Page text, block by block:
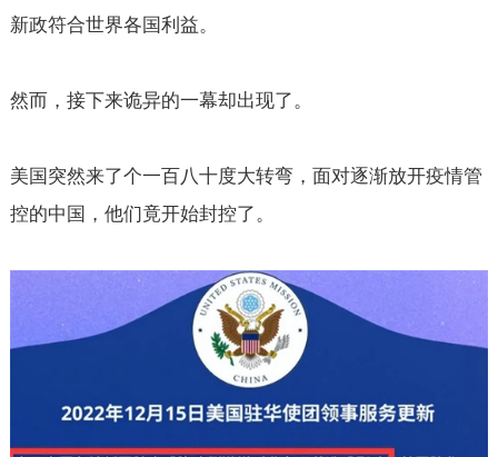
新政符合世界各国利益。
然而，接下来诡异的一幕却出现了。
美国突然来了个一百八十度大转弯，面对逐渐放开疫情管
控的中国，他们竟开始封控了。